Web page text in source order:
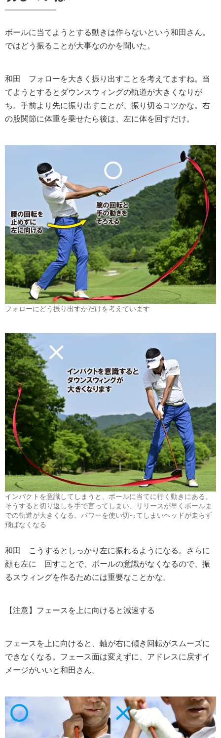
ボールに当てようとする動きは作らないという和田さん。
ではどう振ることが大事なのかを聞いた。
和田 フォローを大きく振り出すことを考えてますね。当
てようとするとダウンスウィングの軌道が大きくなりが
ち。手前より先に振り出すことが、振り切るコツかな。右
の股関節に体重を乗せたら後は、左に体を回すだけ。
フォローにどう振り出すかだけを考えています
インパクトを意識してしまうと、ボールに当てに行く動きにある。
そうすると切り返しを手で言ってしまい、リリースが早くボールま
での軌道が大きくなる。パワーを使い切ってしまいヘッドが走らず
飛ばなくなる
和田 こうするとしっかり左に振れるようになる。さらに
顔も左に 回すことで、ボールの意識がなくなるので、振
るスウィングを作るためには重要なことかな。
【注意】フェースを上に向けると減速する
フェースを上に向けると、軸が右に傾き回転がスムーズに
できなくなる。フェース面は変えずに、アドレスに戻すイ
メージがいいと和田さん。